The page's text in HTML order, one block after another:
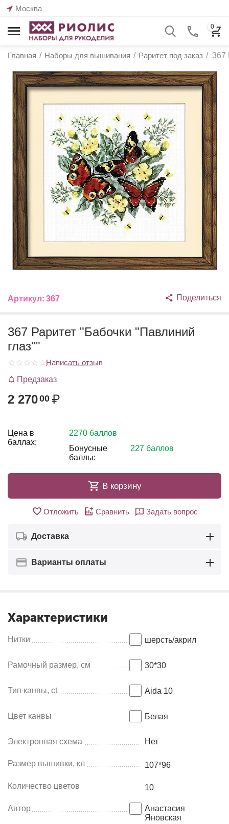
Москва
0
Главная / Наборы для вышивания / Раритет под заказ / 367
Артикул: 367 Поделиться
367 Раритет "Бабочки "Павлиний
глаз""
Написать отзыв
Предзаказ
2 27000 ₽
Цена в
баллах:
2270 баллов
Бонусные
баллы:
227 баллов
В корзину
Отложить Сравнить Задать вопрос
Доставка
Варианты оплаты
Характеристики
Нитки шерсть/акрил
Рамочный размер, см 30*30
Тип канвы, ct Aida 10
Цвет канвы Белая
Электронная схема Нет
Размер вышивки, кл 107*96
Количество цветов 10
Автор
Анастасия
Яновская